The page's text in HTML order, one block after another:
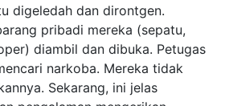
digeledah dan dirontgen.
pribadi mereka (sepatu,
diambil dan dibuka. Petugas
narkoba. Mereka tidak
Sekarang, ini jelas